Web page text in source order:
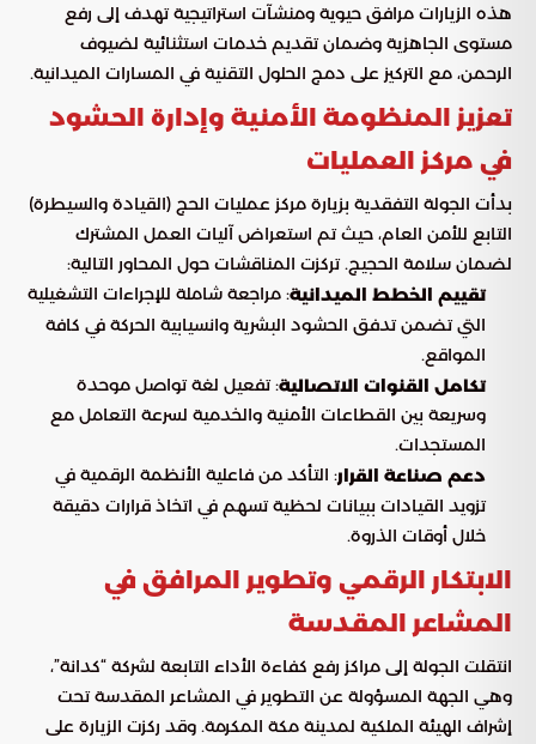
هذه الزيارات مرافق حيوية ومنشآت استراتيجية تهدف إلى رفع
مستوى الجاهزية وضمان تقديم خدمات استثنائية لضيوف
الرحمن، مع التركيز على دمج الحلول التقنية في المسارات الميدانية.
تعزيز المنظومة الأمنية وإدارة الحشود
في مركز العمليات
بدأت الجولة التفقدية بزيارة مركز عمليات الحج (القيادة والسيطرة)
التابع للأمن العام، حيث تم استعراض آليات العمل المشترك
لضمان سلامة الحجيج. تركزت المناقشات حول المحاور التالية:
تقييم الخطط الميدانية: مراجعة شاملة للإجراءات التشغيلية
التي تضمن تدفق الحشود البشرية وانسيابية الحركة في كافة
المواقع.
تكامل القنوات الاتصالية: تفعيل لغة تواصل موحدة
وسريعة بين القطاعات الأمنية والخدمية لسرعة التعامل مع
المستجدات.
دعم صناعة القرار: التأكد من فاعلية الأنظمة الرقمية في
تزويد القيادات ببيانات لحظية تسهم في اتخاذ قرارات دقيقة
خلال أوقات الذروة.
الابتكار الرقمي وتطوير المرافق في
المشاعر المقدسة
انتقلت الجولة إلى مراكز رفع كفاءة الأداء التابعة لشركة “كدانة”،
وهي الجهة المسؤولة عن التطوير في المشاعر المقدسة تحت
إشراف الهيئة الملكية لمدينة مكة المكرمة. وقد ركزت الزيارة على